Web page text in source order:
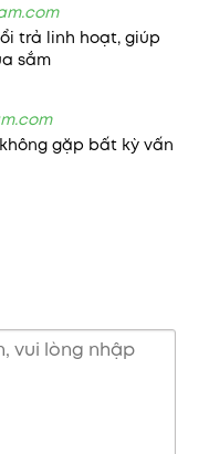
trả linh hoạt, giúp
sắm
gặp bất kỳ vấn